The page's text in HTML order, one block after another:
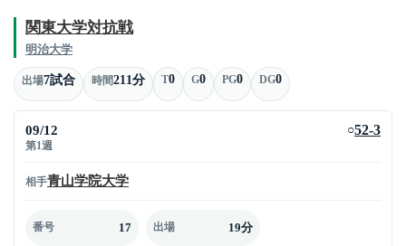
関東大学対抗戦
明治大学
出場7試合 時間211分 T0 G0 PG0 DG0
09/12
第1週
○52-3
相手青山学院大学
番号 17 出場 19分